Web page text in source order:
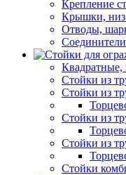
Крепление
Крышки, низ
Отводы,
Соединители
Стойки из
Стойки из
Стойки из
Стойки из
Стойки